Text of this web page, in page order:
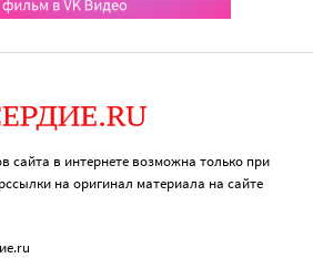
сайта в интернете возможна только при
на оригинал материала на сайте